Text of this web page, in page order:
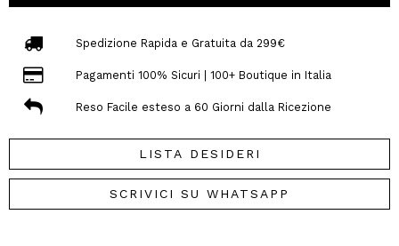
Spedizione Rapida e Gratuita da 299€
Pagamenti 100% Sicuri | 100+ Boutique in Italia
Reso Facile esteso a 60 Giorni dalla Ricezione
LISTA DESIDERI
SCRIVICI SU WHATSAPP